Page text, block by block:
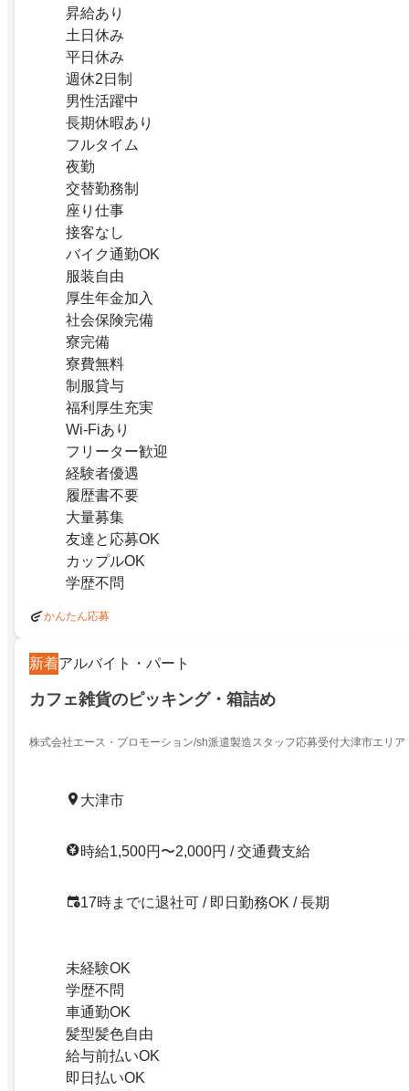
昇給あり
土日休み
平日休み
週休2日制
男性活躍中
長期休暇あり
フルタイム
夜勤
交替勤務制
座り仕事
接客なし
バイク通勤OK
服装自由
厚生年金加入
社会保険完備
寮完備
寮費無料
制服貸与
福利厚生充実
Wi-Fiあり
フリーター歓迎
経験者優遇
履歴書不要
大量募集
友達と応募OK
カップルOK
学歴不問
かんたん応募
新着アルバイト・パート
カフェ雑貨のピッキング・箱詰め
株式会社エース・プロモーション/sh派遣製造スタッフ応募受付大津市エリア
大津市
時給1,500円〜2,000円 / 交通費支給
17時までに退社可 / 即日勤務OK / 長期
未経験OK
学歴不問
車通勤OK
髪型髪色自由
給与前払いOK
即日払いOK